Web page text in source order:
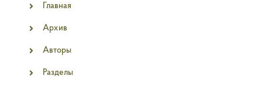
Главная
Архив
Авторы
Разделы